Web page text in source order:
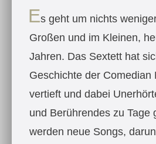
Es geht um nichts
Großen und im Kleinen,
Jahren. Das Sextett hat
Geschichte der Comedian
vertieft und dabei
und Berührendes zu Tage
werden neue Songs,